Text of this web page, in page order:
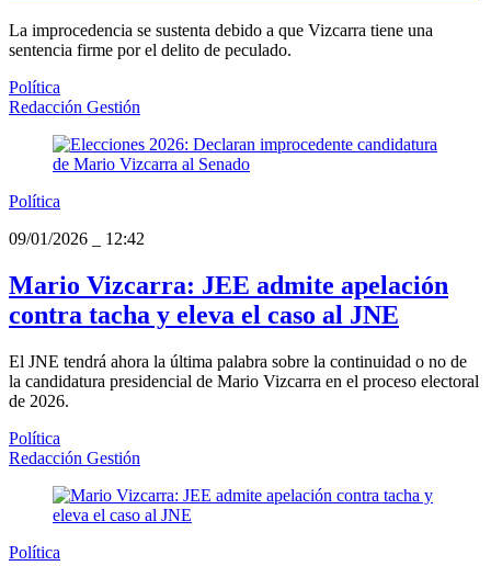
La improcedencia se sustenta debido a que Vizcarra tiene una
sentencia firme por el delito de peculado.
Política
Redacción Gestión
Política
09/01/2026
12:42
Mario Vizcarra: JEE admite apelación
contra tacha y eleva el caso al JNE
El JNE tendrá ahora la última palabra sobre la continuidad o no de
la candidatura presidencial de Mario Vizcarra en el proceso electoral
de 2026.
Política
Redacción Gestión
Política